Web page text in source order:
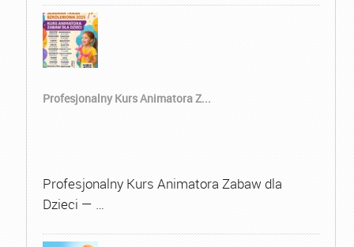
Profesjonalny Kurs Animatora Z...
Profesjonalny Kurs Animatora Zabaw dla
Dzieci — …